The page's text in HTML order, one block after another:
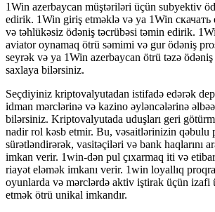
1Win azerbaycan müştəriləri üçün subyektiv
edirik. 1Win giriş etməklə və ya 1Win скачать
və təhlükəsiz ödəniş təcrübəsi təmin edirik.
aviator oynamaq ötrü səmimi və gur ödəniş
seyrək və ya 1Win azerbaycan ötrü təzə ödəniş
saxlaya bilərsiniz.
Seçdiyiniz kriptovalyutadan istifadə edərək
idman mərclərinə və kazino əyləncələrinə
bilərsiniz. Kriptovalyutada uduşları geri
nadir rol kəsb etmir. Bu, vəsaitlərinizin qəbulu
sürətləndirərək, vasitəçiləri və bank haqlarını
imkan verir. 1win-dən pul çıxarmaq iti və
riayət eləmək imkanı verir. 1win loyallıq
oyunlarda və mərclərdə aktiv iştirak üçün izafi
etmək ötrü unikal imkandır.